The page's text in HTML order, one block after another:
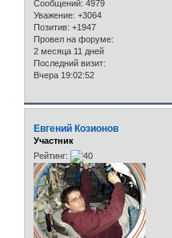
Сообщений: 4979
Уважение: +3064
Позитив: +1947
Провел на форуме:
2 месяца 11 дней
Последний визит:
Вчера 19:02:52
Евгений Козионов
Участник
Рейтинг: